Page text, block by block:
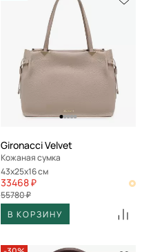
Gironacci Velvet
Кожаная сумка
43x25x16 см
33468 ₽
55780 ₽
В КОРЗИНУ